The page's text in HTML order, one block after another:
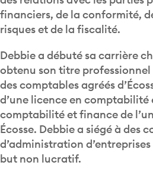
financiers, de la conformité,
risques et de la fiscalité.
Debbie a débuté sa carrière
obtenu son titre professionnel
des comptables agréés
d’une licence en comptabilité
comptabilité et finance de
Écosse. Debbie a siégé à des
d’administration
but non lucratif.